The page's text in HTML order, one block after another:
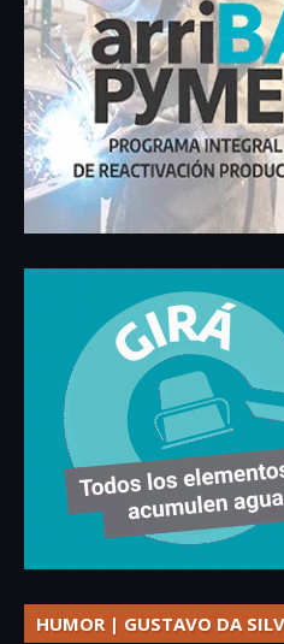
HUMOR | GUSTAVO DA